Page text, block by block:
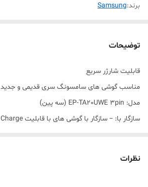
برند:Samsung
توضیحات
قابلیت شارژر سریع
مناسب گوشی های سامسونگ سری قدیمی و جدید
مدل: EP-TA20UWE 3pin (سه پین)
سازگار با: – سازگار با گوشی های با قابلیت Fast Charge
نظرات